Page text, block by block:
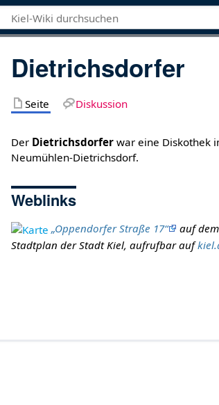
Dietrichsdorfer
Seite Diskussion
Der Dietrichsdorfer war eine Diskothek
Neumühlen-Dietrichsdorf.
Weblinks
„Oppendorfer Straße 17“
auf
Stadtplan der Stadt Kiel, aufrufbar auf